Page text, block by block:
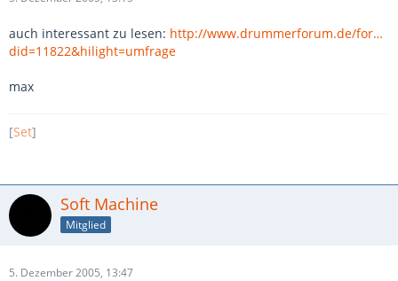
auch interessant zu lesen: http://www.drummerforum.de/for…
did=11822&hilight=umfrage
max
[Set]
Soft Machine
Mitglied
5. Dezember 2005, 13:47